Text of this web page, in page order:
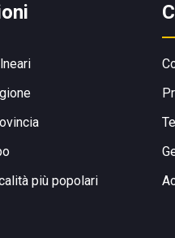
più popolari